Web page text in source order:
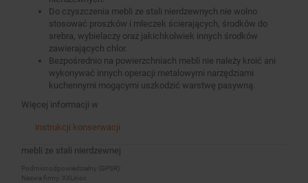
Do czyszczenia mebli ze stali nierdzewnych nie wolno
stosować proszków i mleczek ścierających, środków do
srebra, wybielaczy oraz jakichkolwiek innych środków
zawierających chlor.
Bezpośrednio na powierzchniach mebli nie należy kroić ani
wykonywać innych operacji metalowymi narzędziami
kuchennymi mogącymi uszkodzić warstwę pasywną.
Więcej informacji w
instrukcji konserwacji
mebli ze stali nierdzewnej
Podmiot odpowiedzialny (GPSR):
Nazwa firmy: XXLinox